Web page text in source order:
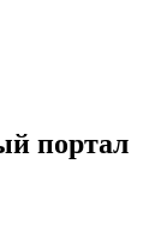
портал